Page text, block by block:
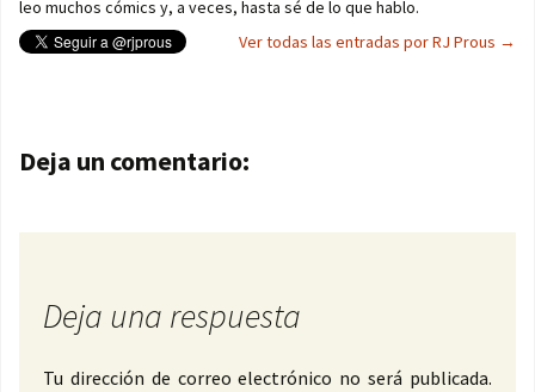
leo muchos cómics y, a veces, hasta sé de lo que hablo.
Ver todas las entradas por RJ Prous →
Navegación de entradas
Deja un comentario:
Deja una respuesta
Tu dirección de correo electrónico no será publicada.